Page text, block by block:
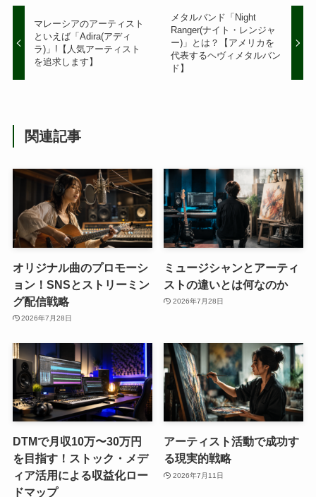
マレーシアのアーティスト
といえば「Adira(アディ
ラ)」!【人気アーティスト
を追求します】
メタルバンド「Night
Ranger(ナイト・レンジャ
ー)」とは？【アメリカを
代表するヘヴィメタルバン
ド】
関連記事
オリジナル曲のプロモーシ
ョン！SNSとストリーミン
グ配信戦略
2026年7月28日
ミュージシャンとアーティ
ストの違いとは何なのか
2026年7月28日
DTMで月収10万〜30万円
を目指す！ストック・メデ
ィア活用による収益化ロー
ドマップ
アーティスト活動で成功す
る現実的戦略
2026年7月11日